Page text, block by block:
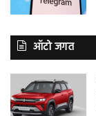
ऑटो जगत